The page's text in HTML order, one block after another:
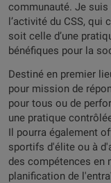
communauté. Je
l’activité du CSS, qui
soit celle d’une
bénéfiques pour la
Destiné en premier
pour mission de
pour tous ou de
une pratique
Il pourra également
sportifs d'élite ou à
des compétences en
planification de